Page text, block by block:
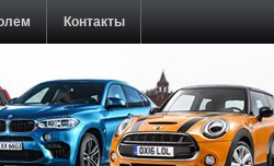
Контакты